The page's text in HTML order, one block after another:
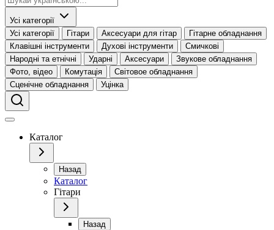
Усі категорії
Усі категорії
Гітари Аксесуари для гітар
Гітарне обладнання
Клавішні інструменти
Духові інструменти
Смичкові
Народні та етнічні
Ударні Аксесуари
Звукове обладнання
Фото, відео
Комутація
Світовое обладнання
Сценічне обладнання
Уцінка
Каталог
Назад
Каталог
Гітари
Назад